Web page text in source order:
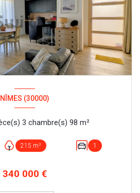
NÎMES (30000)
Maison 4 pièce(s) 3 chambre(s) 98 m²
215 m² 1
340 000 €